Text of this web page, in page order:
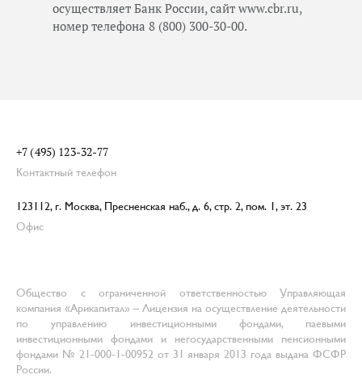
осуществляет Банк России, сайт www.cbr.ru,
номер телефона 8 (800) 300-30-00.
+7 (495) 123-32-77
Контактный телефон
123112, г. Москва, Пресненская наб., д. 6, стр. 2, пом. 1, эт. 23
Офис
Общество с ограниченной ответственностью Управляющая
компания «Арикапитал» – Лицензия на осуществление деятельности
по управлению инвестиционными фондами, паевыми
инвестиционными фондами и негосударственными пенсионными
фондами № 21-000-1-00952 от 31 января 2013 года выдана ФСФР
России.